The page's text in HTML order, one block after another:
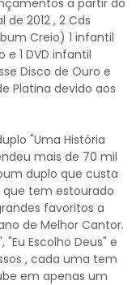
a partir do
2012 , 2 Cds
Creio) 1 infantil
e 1 DVD infantil
Disco de Ouro e
Platina devido aos
"Uma História
mais de 70 mil
duplo que custa
que tem estourado
favoritos a
de Melhor Cantor.
Escolho Deus" e
, cada uma tem
em apenas um